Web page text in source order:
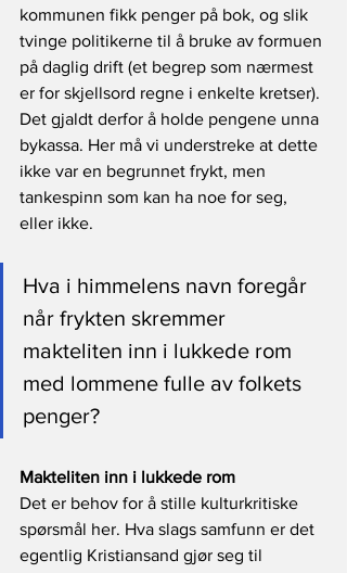
kommunen fikk penger på bok, og slik
tvinge politikerne til å bruke av formuen
på daglig drift (et begrep som nærmest
er for skjellsord regne i enkelte kretser).
Det gjaldt derfor å holde pengene unna
bykassa. Her må vi understreke at dette
ikke var en begrunnet frykt, men
tankespinn som kan ha noe for seg,
eller ikke.
Hva i himmelens navn foregår
når frykten skremmer
makteliten inn i lukkede rom
med lommene fulle av folkets
penger?
Makteliten inn i lukkede rom
Det er behov for å stille kulturkritiske
spørsmål her. Hva slags samfunn er det
egentlig Kristiansand gjør seg til